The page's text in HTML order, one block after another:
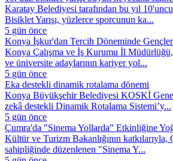
Karatay Belediyesi tarafından bu yıl
Bisiklet Yarışı, yüzlerce sporcunun ka...
5 gün önce
Konya İşkur'dan Tercih Döneminde
Konya Çalışma ve İş Kurumu İl
ve üniversite adaylarının kariyer yol...
5 gün önce
Eka destekli dinamik rotalama dönemi
Konya Büyükşehir Belediyesi KOSKİ
zekâ destekli Dinamik Rotalama Sistemi’y...
5 gün önce
Çumra'da "Sinema Yollarda" Etkinliğine
Kültür ve Turizm Bakanlığının
sahipliğinde düzenlenen "Sinema Y...